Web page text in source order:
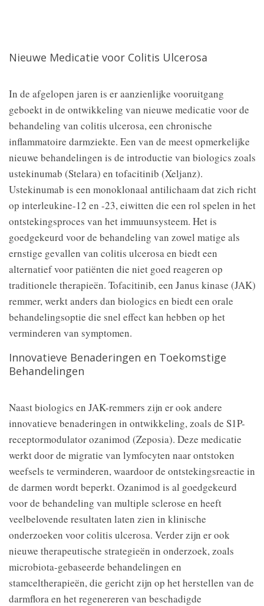
Nieuwe Medicatie voor Colitis Ulcerosa
In de afgelopen jaren is er aanzienlijke vooruitgang
geboekt in de ontwikkeling van nieuwe medicatie voor de
behandeling van colitis ulcerosa, een chronische
inflammatoire darmziekte. Een van de meest opmerkelijke
nieuwe behandelingen is de introductie van biologics zoals
ustekinumab (Stelara) en tofacitinib (Xeljanz).
Ustekinumab is een monoklonaal antilichaam dat zich richt
op interleukine-12 en -23, eiwitten die een rol spelen in het
ontstekingsproces van het immuunsysteem. Het is
goedgekeurd voor de behandeling van zowel matige als
ernstige gevallen van colitis ulcerosa en biedt een
alternatief voor patiënten die niet goed reageren op
traditionele therapieën. Tofacitinib, een Janus kinase (JAK)
remmer, werkt anders dan biologics en biedt een orale
behandelingsoptie die snel effect kan hebben op het
verminderen van symptomen.
Innovatieve Benaderingen en Toekomstige
Behandelingen
Naast biologics en JAK-remmers zijn er ook andere
innovatieve benaderingen in ontwikkeling, zoals de S1P-
receptormodulator ozanimod (Zeposia). Deze medicatie
werkt door de migratie van lymfocyten naar ontstoken
weefsels te verminderen, waardoor de ontstekingsreactie in
de darmen wordt beperkt. Ozanimod is al goedgekeurd
voor de behandeling van multiple sclerose en heeft
veelbelovende resultaten laten zien in klinische
onderzoeken voor colitis ulcerosa. Verder zijn er ook
nieuwe therapeutische strategieën in onderzoek, zoals
microbiota-gebaseerde behandelingen en
stamceltherapieën, die gericht zijn op het herstellen van de
darmflora en het regenereren van beschadigde